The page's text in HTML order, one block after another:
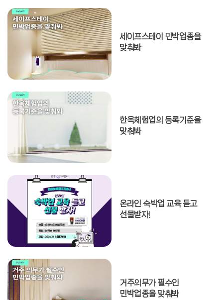
전체
서울특별시
부산광역시
대전광역시
울산광역시
강원특별자치도
충청남도
전북특별자치도
경상북도
세이프스테이 민박업종을
맞춰봐
한옥체험업의 등록기준을
맞춰봐
온라인 숙박업 교육 듣고
선물받자!
거주의무가 필수인
민박업종을 맞춰봐